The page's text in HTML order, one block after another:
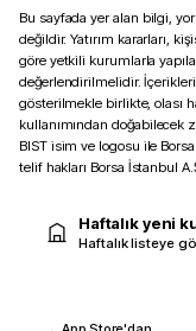
Bu sayfada yer alan bilgi,
değildir. Yatırım kararları,
göre yetkili kurumlarla
değerlendirilmelidir.
gösterilmekle birlikte, olası
kullanımından doğabilecek
BIST isim ve logosu ile
telif hakları Borsa İstanbul
Haftalık yeni
Haftalık listeye